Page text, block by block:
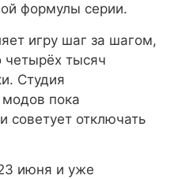
формулы серии.
игру шаг за шагом,
четырёх тысяч
Студия
модов пока
советует отключать
июня и уже